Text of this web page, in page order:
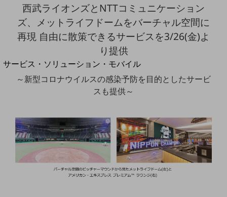
LGPF(Local Government Platform)
別ウィンドウで開きます
サービス・ソリューション・モバイル
サービス・ソリューションTOP
カテゴリーで探すTOP
ネットワーク・モバイル
クラウド・データセンター
電話・映像コミュニケーション
西武ライオンズとNTTコミュニケーション
ズ、メットライフドームをバーチャル空間に
再現 自由に散策できるサービスを3/26(金)よ
り提供
～新型コロナウイルスの感染予防を目的としたサービ
スも提供～